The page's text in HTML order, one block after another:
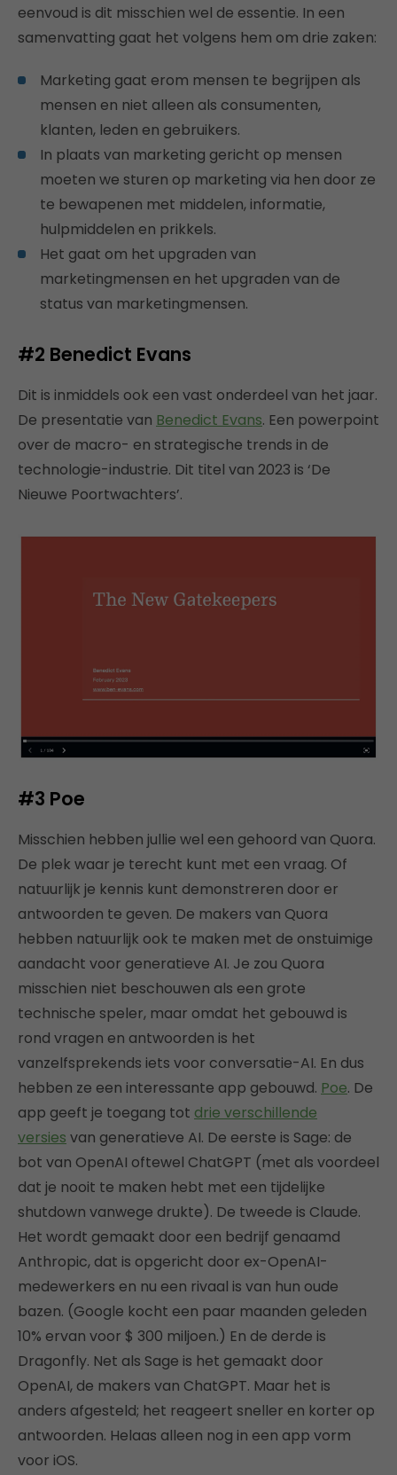
eenvoud is dit misschien wel de essentie. In een
samenvatting gaat het volgens hem om drie zaken:
Marketing gaat erom mensen te begrijpen als
mensen en niet alleen als consumenten,
klanten, leden en gebruikers.
In plaats van marketing gericht op mensen
moeten we sturen op marketing via hen door ze
te bewapenen met middelen, informatie,
hulpmiddelen en prikkels.
Het gaat om het upgraden van
marketingmensen en het upgraden van de
status van marketingmensen.
#2 Benedict Evans
Dit is inmiddels ook een vast onderdeel van het jaar.
De presentatie van Benedict Evans. Een powerpoint
over de macro- en strategische trends in de
technologie-industrie. Dit titel van 2023 is ‘De
Nieuwe Poortwachters’.
#3 Poe
Misschien hebben jullie wel een gehoord van Quora.
De plek waar je terecht kunt met een vraag. Of
natuurlijk je kennis kunt demonstreren door er
antwoorden te geven. De makers van Quora
hebben natuurlijk ook te maken met de onstuimige
aandacht voor generatieve AI. Je zou Quora
misschien niet beschouwen als een grote
technische speler, maar omdat het gebouwd is
rond vragen en antwoorden is het
vanzelfsprekends iets voor conversatie-AI. En dus
hebben ze een interessante app gebouwd. Poe. De
app geeft je toegang tot drie verschillende
versies van generatieve AI. De eerste is Sage: de
bot van OpenAI oftewel ChatGPT (met als voordeel
dat je nooit te maken hebt met een tijdelijke
shutdown vanwege drukte). De tweede is Claude.
Het wordt gemaakt door een bedrijf genaamd
Anthropic, dat is opgericht door ex-OpenAI-
medewerkers en nu een rivaal is van hun oude
bazen. (Google kocht een paar maanden geleden
10% ervan voor $ 300 miljoen.) En de derde is
Dragonfly. Net als Sage is het gemaakt door
OpenAI, de makers van ChatGPT. Maar het is
anders afgesteld; het reageert sneller en korter op
antwoorden. Helaas alleen nog in een app vorm
voor iOS.